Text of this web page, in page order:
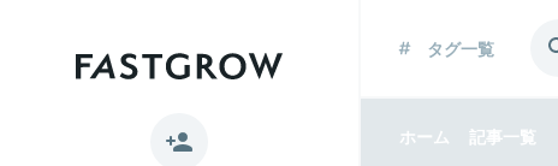
タグ一覧
ホーム 記事一覧